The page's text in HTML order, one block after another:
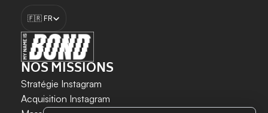
l'option d'enregistrement.
Booster ma croissance
🇫🇷 FR
NOS MISSIONS
Stratégie Instagram
Acquisition Instagram